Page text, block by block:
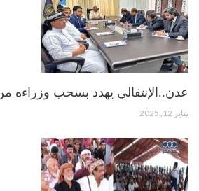
عدن..الإنتقالي يهدد بسحب وزراءه
يناير 12, 2025